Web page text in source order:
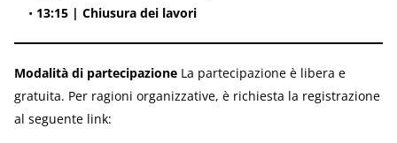
• 13:15 | Chiusura dei lavori
Modalità di partecipazione La partecipazione è libera e
gratuita. Per ragioni organizzative, è richiesta la registrazione
al seguente link: